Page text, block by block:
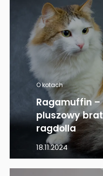
O kotach
Ragamuffin –
pluszowy brat
ragdolla
18.11.2024